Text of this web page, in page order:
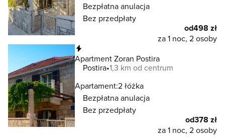
Bezpłatna anulacja
Bez przedpłaty
od498 zł
za 1 noc, 2 osoby
Apartment Zoran Postira
Postira 1,3 km od centrum
Apartament:2 łóżka
Bezpłatna anulacja
Bez przedpłaty
od378 zł
za 1 noc, 2 osoby